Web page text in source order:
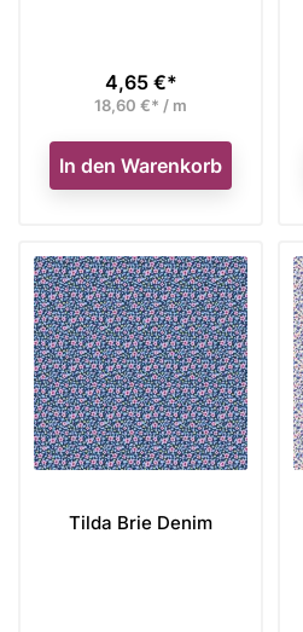
Preis
4,65 €*
18,60 €* / m
In den Warenkorb
Tilda Brie Denim